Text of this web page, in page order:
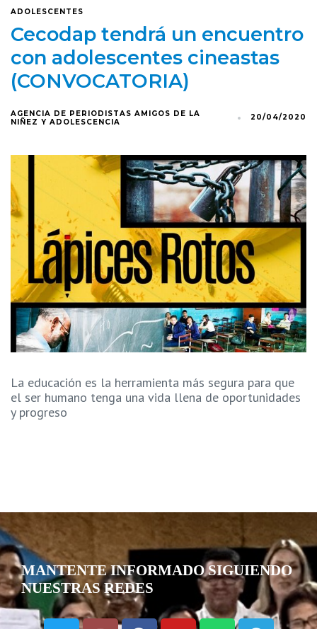
ADOLESCENTES
Cecodap tendrá un encuentro
con adolescentes cineastas
(CONVOCATORIA)
AGENCIA DE PERIODISTAS AMIGOS DE LA
NIÑEZ Y ADOLESCENCIA
20/04/2020
La educación es la herramienta más segura para que
el ser humano tenga una vida llena de oportunidades
y progreso
MANTENTE INFORMADO SIGUIENDO
NUESTRAS REDES